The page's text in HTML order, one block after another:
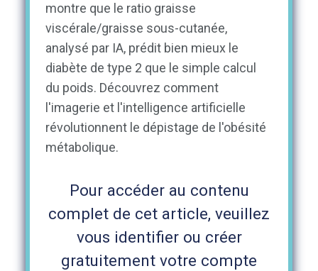
montre que le ratio graisse
viscérale/graisse sous-cutanée,
analysé par IA, prédit bien mieux le
diabète de type 2 que le simple calcul
du poids. Découvrez comment
l'imagerie et l'intelligence artificielle
révolutionnent le dépistage de l'obésité
métabolique.
Pour accéder au contenu
complet de cet article, veuillez
vous identifier ou créer
gratuitement votre compte